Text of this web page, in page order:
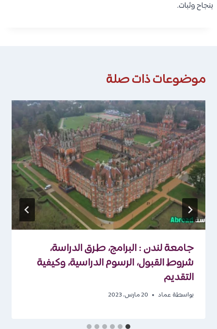
بنجاح وثبات.
موضوعات ذات صلة
جامعة لندن : البرامج، طرق الدراسة،
شروط القبول، الرسوم الدراسية، وكيفية
التقديم
بواسطة عماد 20 مارس، 2023